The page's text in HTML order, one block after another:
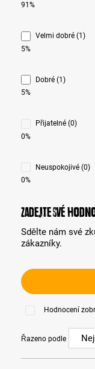
91%
Velmi dobré (1)
5%
Dobré (1)
5%
Přijatelné (0)
0%
Neuspokojivé (0)
0%
Zadejte své
Sdělte nám své
zákazníky.
Hodnocení
Řazeno podle